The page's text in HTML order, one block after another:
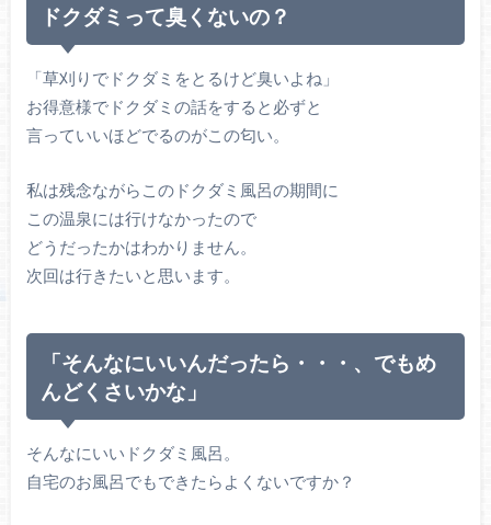
ドクダミって臭くないの？
「草刈りでドクダミをとるけど臭いよね」
お得意様でドクダミの話をすると必ずと
言っていいほどでるのがこの匂い。
私は残念ながらこのドクダミ風呂の期間に
この温泉には行けなかったので
どうだったかはわかりません。
次回は行きたいと思います。
「そんなにいいんだったら・・・、でもめ
んどくさいかな」
そんなにいいドクダミ風呂。
自宅のお風呂でもできたらよくないですか？